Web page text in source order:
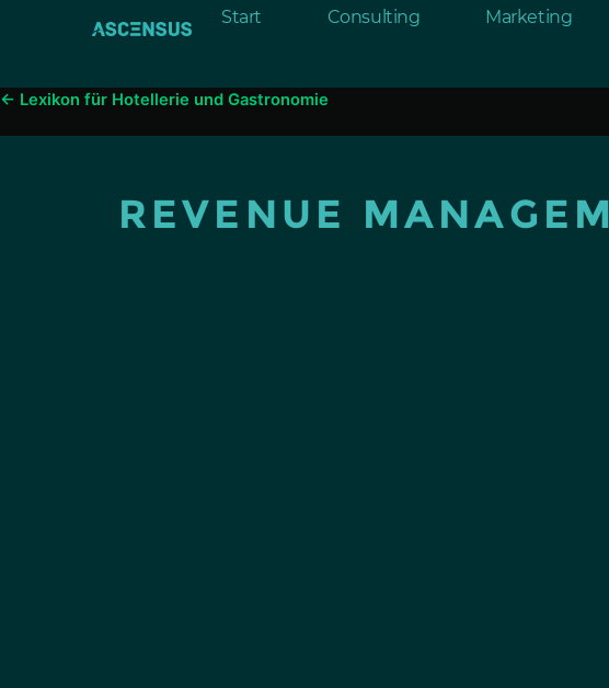
Start Consulting Marketing
← Lexikon für Hotellerie und Gastronomie
REVENUE